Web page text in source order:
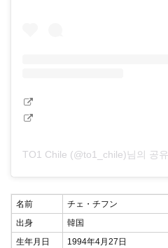
TO1 Chile (@to1_chile)님의 공
名前
チェ・チフン
出身
韓国
生年月日
1994年4月27日